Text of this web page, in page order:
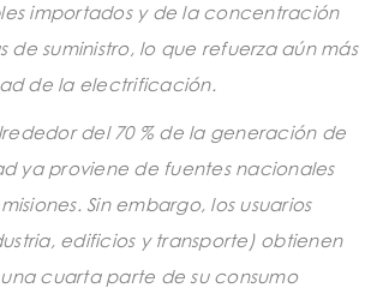
importados y de la concentración
de suministro, lo que refuerza aún más
de la electrificación.
del 70 % de la generación de
ya proviene de fuentes nacionales
Sin embargo, los usuarios
edificios y transporte) obtienen
cuarta parte de su consumo